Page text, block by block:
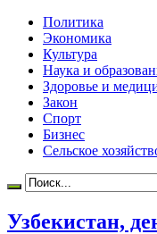
Политика
Экономика
Культура
Наука и
Здоровье и
Закон
Спорт
Бизнес
Сельское
Узбекистан,